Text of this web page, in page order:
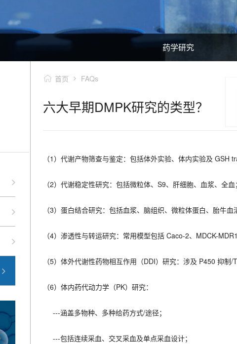
药学研究
首页 FAQs
六大早期DMPK研究的类型？
（1）代谢产物筛查与鉴定：包括体外实验、体内实验及 GSH
（2）代谢稳定性研究：包括微粒体、S9、肝细胞、血浆、全血；
（3）蛋白结合研究：包括血浆、脑组织、微粒体蛋白、胎牛
（4）渗透性与转运研究：常用模型包括 Caco-2、MDCK-
（5）体外代谢性药物相互作用（DDI）研究：涉及 P450 抑制/
（6）体内药代动力学（PK）研究：
---涵盖多物种、多种给药方式/途径；
---包括连续采血、交叉采血及单点采血设计；